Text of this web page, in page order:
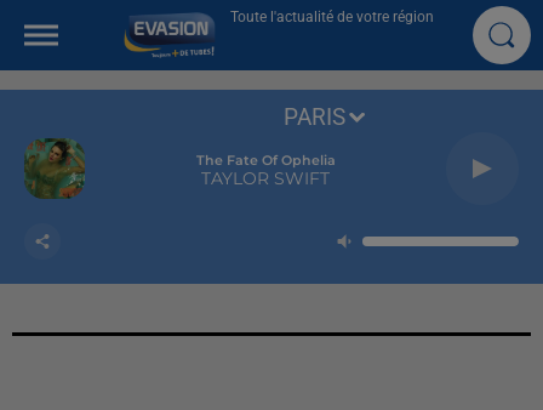
Toute l'actualité de votre région
The Fate Of Ophelia
TAYLOR SWIFT
PARIS